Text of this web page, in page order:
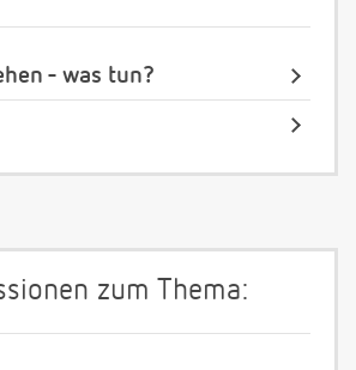
- was tun?
zum Thema: